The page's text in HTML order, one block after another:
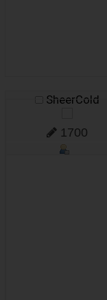
SheerCold
1700